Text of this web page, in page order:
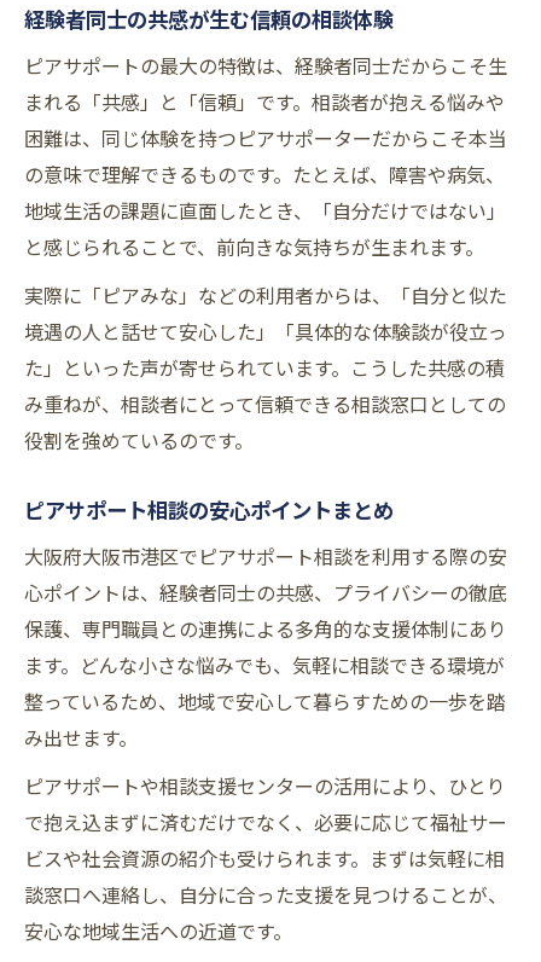
経験者同士の共感が生む信頼の相談体験
ピアサポートの最大の特徴は、経験者同士だからこそ生
まれる「共感」と「信頼」です。相談者が抱える悩みや
困難は、同じ体験を持つピアサポーターだからこそ本当
の意味で理解できるものです。たとえば、障害や病気、
地域生活の課題に直面したとき、「自分だけではない」
と感じられることで、前向きな気持ちが生まれます。
実際に「ピアみな」などの利用者からは、「自分と似た
境遇の人と話せて安心した」「具体的な体験談が役立っ
た」といった声が寄せられています。こうした共感の積
み重ねが、相談者にとって信頼できる相談窓口としての
役割を強めているのです。
ピアサポート相談の安心ポイントまとめ
大阪府大阪市港区でピアサポート相談を利用する際の安
心ポイントは、経験者同士の共感、プライバシーの徹底
保護、専門職員との連携による多角的な支援体制にあり
ます。どんな小さな悩みでも、気軽に相談できる環境が
整っているため、地域で安心して暮らすための一歩を踏
み出せます。
ピアサポートや相談支援センターの活用により、ひとり
で抱え込まずに済むだけでなく、必要に応じて福祉サー
ビスや社会資源の紹介も受けられます。まずは気軽に相
談窓口へ連絡し、自分に合った支援を見つけることが、
安心な地域生活への近道です。